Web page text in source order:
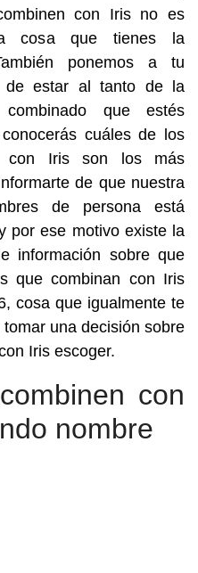
con Iris no es
cosa que tienes la
ponemos a tu
de estar al tanto de la
que estés
cuáles de los
con Iris son los más
de que nuestra
de persona está
por ese motivo existe la
información sobre que
que combinan con Iris
cosa que igualmente te
una decisión sobre
Iris escoger.
con
nombre